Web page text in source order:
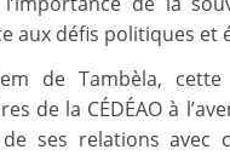
aux défis politiques
de Tambèla,
de la CÉDÉAO à
ses relations avec